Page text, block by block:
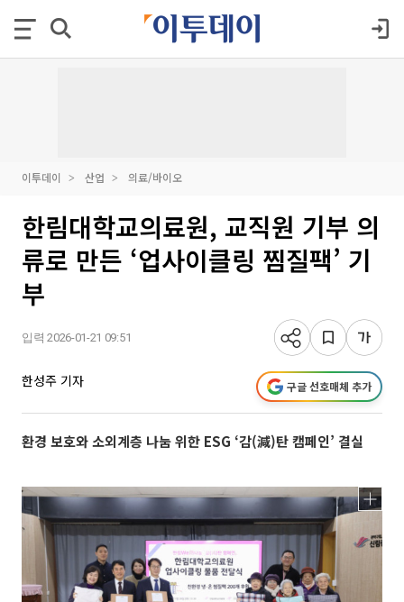
이투데이 산업 의료/바이오
한림대학교의료원, 교직원 기부 의
류로 만든 ‘업사이클링 찜질팩’ 기
부
입력 2026-01-21 09:51
한성주 기자 구글 선호매체 추가
환경 보호와 소외계층 나눔 위한 ESG ‘감(減)탄 캠페인’ 결실